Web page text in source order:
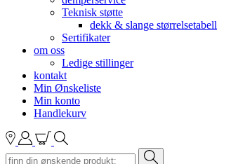
Teknisk støtte
dekk & slange størrelsetabell
Sertifikater
om oss
Ledige stillinger
kontakt
Min Ønskeliste
Min konto
Handlekurv